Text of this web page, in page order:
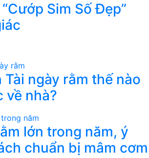
Sim Số Đẹp”
Tài ngày rằm thế nào
về nhà?
lớn trong năm, ý
chuẩn bị mâm cơm